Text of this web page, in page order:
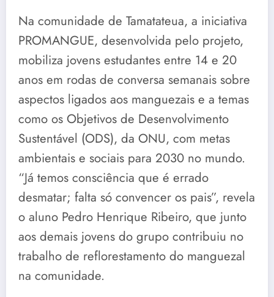
Na comunidade de Tamatateua, a iniciativa
PROMANGUE, desenvolvida pelo projeto,
mobiliza jovens estudantes entre 14 e 20
anos em rodas de conversa semanais sobre
aspectos ligados aos manguezais e a temas
como os Objetivos de Desenvolvimento
Sustentável (ODS), da ONU, com metas
ambientais e sociais para 2030 no mundo.
“Já temos consciência que é errado
desmatar; falta só convencer os pais”, revela
o aluno Pedro Henrique Ribeiro, que junto
aos demais jovens do grupo contribuiu no
trabalho de reflorestamento do manguezal
na comunidade.